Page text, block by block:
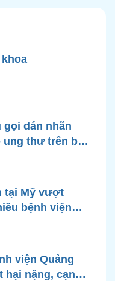
gọi dán nhãn
ung thư trên bao
tại Mỹ vượt
bệnh viện
viện Quảng
hại nặng, cạn